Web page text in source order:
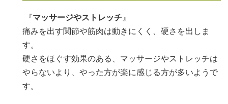
『マッサージやストレッチ 』
痛みを出す関節や筋肉は動きにくく、硬さを出しま
す。
硬さをほぐす効果のある、マッサージやストレッチは
やらないより、やった方が楽に感じる方が多いようで
す。